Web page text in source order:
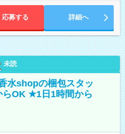
応募する 詳細へ
未読
水shopの梱包スタッ
OK ★1日1時間から